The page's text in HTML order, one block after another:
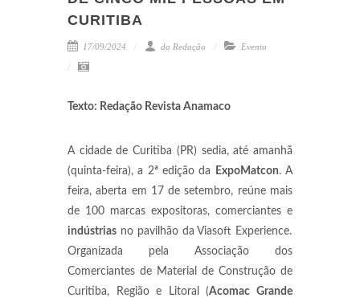
CURITIBA
17/09/2024 da Redação Evento
Texto: Redação Revista Anamaco
A cidade de Curitiba (PR) sedia, até amanhã
(quinta-feira), a 2ª edição da
ExpoMatcon. A
feira, aberta em 17 de setembro, reúne mais
de 100 marcas expositoras, comerciantes e
indústrias no pavilhão da Viasoft Experience.
Organizada pela Associação dos
Comerciantes de Material de Construção de
Curitiba, Região e Litoral (Acomac Grande